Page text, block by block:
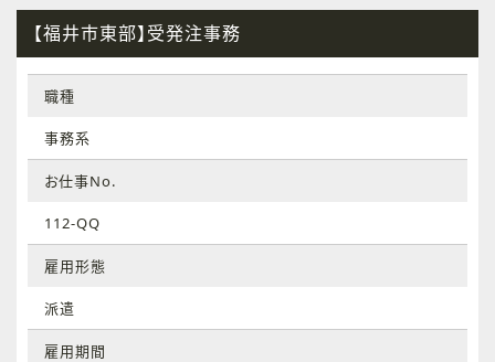
【福井市東部】受発注事務
職種
事務系
お仕事No.
112-QQ
雇用形態
派遣
雇用期間